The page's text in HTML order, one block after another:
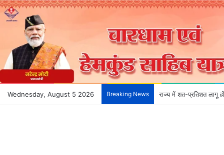
Wednesday, August 5 2026 Breaking News देहरादून के भविष्य को